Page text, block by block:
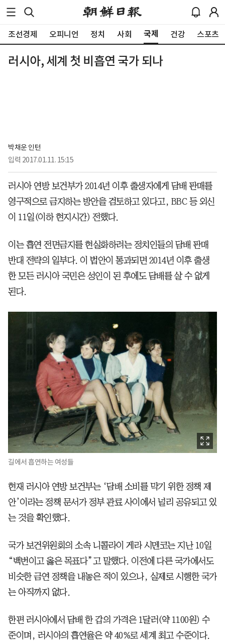
조선경제 오피니언 정치 사회 국제 건강 스포츠
러시아, 세계 첫 비흡연 국가 되나
박채운 인턴
입력 2017.01.11. 15:15
러시아 연방 보건부가 2014년 이후 출생자에게 담배 판매를
영구적으로 금지하는 방안을 검토하고 있다고, BBC 등 외신
이 11일(이하 현지시간) 전했다.
이는 흡연 전면금지를 현실화하려는 정치인들의 담배 판매
반대 전략의 일부다. 이 법안이 통과되면 2014년 이후 출생
한 모든 러시아 국민은 성인이 된 후에도 담배를 살 수 없게
된다.
길에서 흡연하는 여성들
현재 러시아 연방 보건부는 ‘담배 소비를 막기 위한 정책 제
안’이라는 정책 문서가 정부 관료 사이에서 널리 공유되고 있
는 것을 확인했다.
국가 보건위원회의 소속 니콜라이 게라 시멘코는 지난 10일
“백번이고 옳은 목표다”고 말했다. 이전에 다른 국가에서도
비슷한 금연 정책을 내놓은 적이 있으나, 실제로 시행한 국가
는 아직까지 없다.
한편 러시아에서 담배 한 갑의 가격은 1달러(약 1100원) 수
준이며, 러시아의 흡연율은 약 40%로 세계 최고 수준이다.